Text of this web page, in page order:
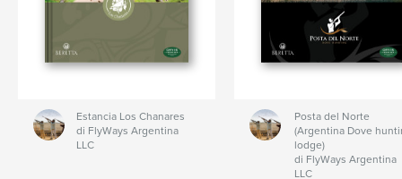
Estancia Los Chanares
di FlyWays Argentina
LLC
Posta del Norte
(Argentina Dove
lodge)
di FlyWays Argentina
LLC